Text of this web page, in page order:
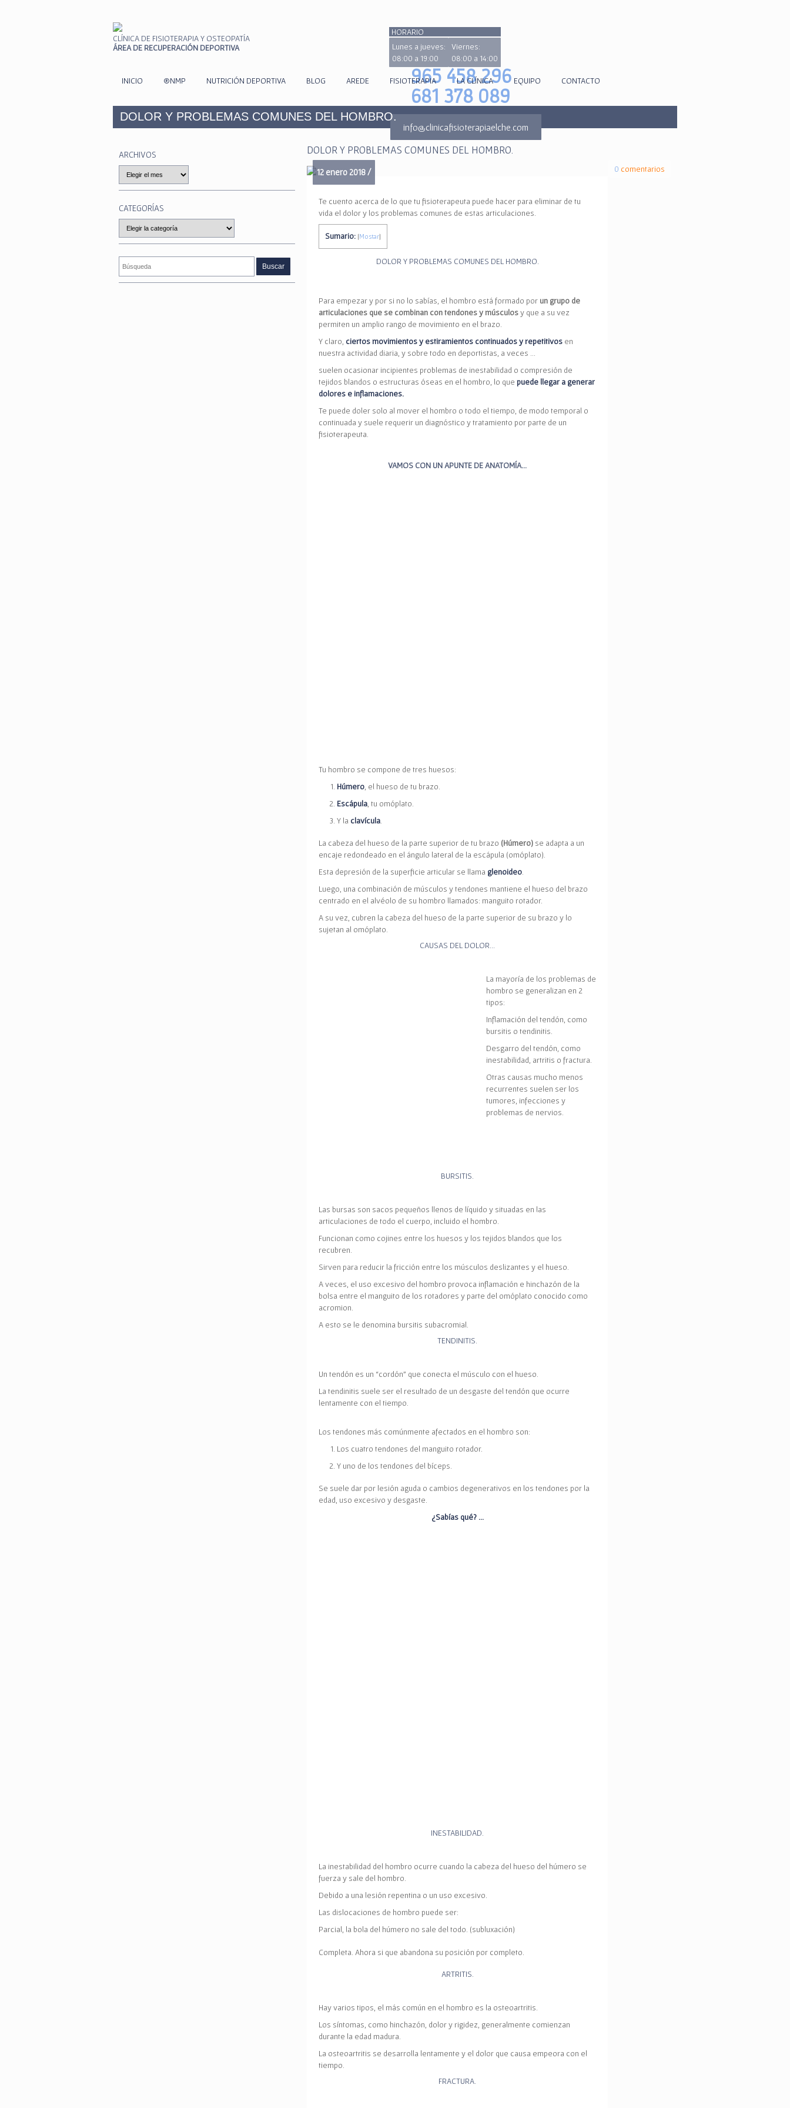
HORARIO
Lunes a jueves:
08:00 a 19:00
Viernes:
08:00 a 14:00
965 458 296
681 378 089
info@clinicafisioterapiaelche.com
CLÍNICA DE FISIOTERAPIA Y OSTEOPATÍA
ÁREA DE RECUPERACIÓN DEPORTIVA
INICIO ®NMP NUTRICIÓN DEPORTIVA BLOG AREDE FISIOTERAPIA LA CLÍNICA EQUIPO CONTACTO
DOLOR Y PROBLEMAS COMUNES DEL HOMBRO.
ARCHIVOS
Archivos
CATEGORÍAS
Categorías
DOLOR Y PROBLEMAS COMUNES DEL HOMBRO.
12 enero 2018 / 0 comentarios
Te cuento acerca de lo que tu fisioterapeuta puede hacer para eliminar de tu
vida el dolor y los problemas comunes de estas articulaciones
Sumario: [Mostar]
DOLOR Y PROBLEMAS COMUNES DEL HOMBRO.
Para empezar y por si no lo sabías, el hombro está formado por un grupo de
articulaciones que se combinan con tendones y músculosy que a su vez
permiten un amplio rango de movimiento en el brazo.
Y claro, ciertos movimientos y estiramientos continuados y repetitivos en
nuestra actividad diaria, y sobre todo en deportistas, a veces …
suelen ocasionar incipientes problemas de inestabilidad o compresión de
tejidos blandos o estructuras óseas en el hombro, lo que puede llegar a generar
dolores e inflamaciones.
Te puede doler solo al mover el hombro o todo el tiempo, de modo temporal o
continuada y suele requerir un diagnóstico y tratamiento por parte de un
fisioterapeuta.
VAMOS CON UN APUNTE DE ANATOMÍA…
Tu hombro se compone de tres huesos:
Húmero, el hueso de tu brazo.
Escápula, tu omóplato.
Y la clavícula.
La cabeza del hueso de la parte superior de tu brazo (Húmero) se adapta a un
encaje redondeado en el ángulo lateral de la escápula (omóplato).
Esta depresión de la superficie articular se llama glenoideo.
Luego, una combinación de músculos y tendones mantiene el hueso del brazo
centrado en el alvéolo de su hombro llamados: manguito rotador.
A su vez, cubren la cabeza del hueso de la parte superior de su brazo y lo
sujetan al omóplato.
CAUSAS DEL DOLOR…
La mayoría de los problemas de
hombro se generalizan en 2
tipos:
Inflamación del tendón, como
bursitis o tendinitis.
Desgarro del tendón, como
inestabilidad, artritis o fractura.
Otras causas mucho menos
recurrentes suelen ser los
tumores, infecciones y
problemas de nervios.
BURSITIS.
Las bursas son sacos pequeños llenos de líquido y situadas en las
articulaciones de todo el cuerpo, incluido el hombro.
Funcionan como cojines entre los huesos y los tejidos blandos que los
recubren.
Sirven para reducir la fricción entre los músculos deslizantes y el hueso.
A veces, el uso excesivo del hombro provoca inflamación e hinchazón de la
bolsa entre el manguito de los rotadores y parte del omóplato conocido como
acromion.
A esto se le denomina bursitis subacromial.
TENDINITIS.
Un tendón es un “cordón” que conecta el músculo con el hueso.
La tendinitis suele ser el resultado de un desgaste del tendón que ocurre
lentamente con el tiempo.
Los tendones más comúnmente afectados en el hombro son:
Los cuatro tendones del manguito rotador.
Y uno de los tendones del bíceps.
Se suele dar por lesión aguda o cambios degenerativos en los tendones por la
edad, uso excesivo y desgaste.
¿Sabías qué? …
INESTABILIDAD.
La inestabilidad del hombro ocurre cuando la cabeza del hueso del húmero se
fuerza y sale del hombro.
Debido a una lesión repentina o un uso excesivo.
Las dislocaciones de hombro puede ser:
Parcial, la bola del húmero no sale del todo. (subluxación)
Completa. Ahora si que abandona su posición por completo.
ARTRITIS.
Hay varios tipos, el más común en el hombro es la osteoartritis.
Los síntomas, como hinchazón, dolor y rigidez, generalmente comienzan
durante la edad madura.
La osteoartritis se desarrolla lentamente y el dolor que causa empeora con el
tiempo.
FRACTURA.